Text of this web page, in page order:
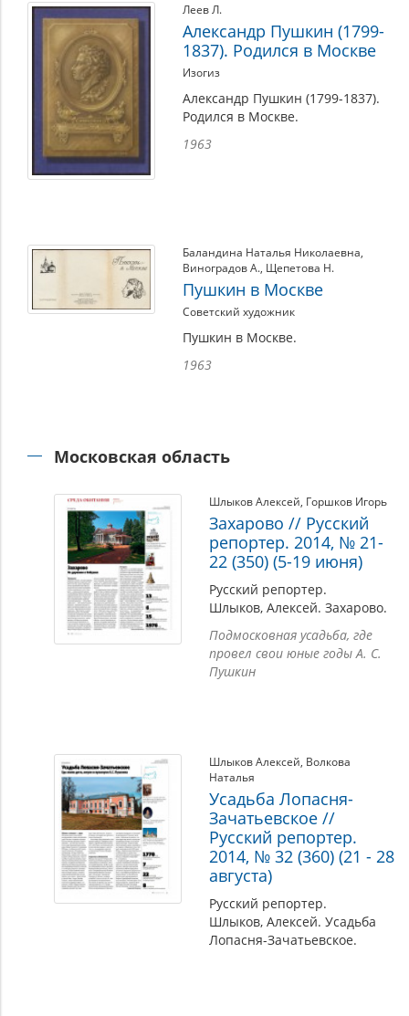
Леев Л.
Александр Пушкин (1799-
1837). Родился в Москве
Изогиз
Александр Пушкин (1799-1837).
Родился в Москве.
1963
Баландина Наталья Николаевна,
Виноградов А., Щепетова Н.
Пушкин в Москве
Советский художник
Пушкин в Москве.
1963
Московская область
Шлыков Алексей, Горшков Игорь
Захарово // Русский
репортер. 2014, № 21-
22 (350) (5-19 июня)
Русский репортер.
Шлыков, Алексей. Захарово.
Подмосковная усадьба, где
провел свои юные годы А. С.
Пушкин
Шлыков Алексей, Волкова
Наталья
Усадьба Лопасня-
Зачатьевское //
Русский репортер.
2014, № 32 (360) (21 - 28
августа)
Русский репортер.
Шлыков, Алексей. Усадьба
Лопасня-Зачатьевское.